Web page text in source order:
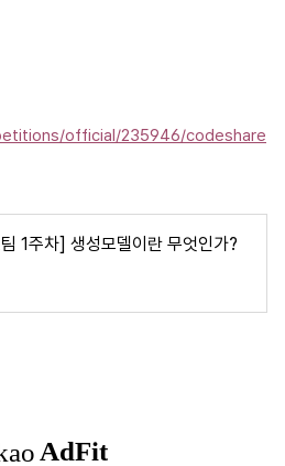
official/235946/codeshare
1주차] 생성모델이란 무엇인가?